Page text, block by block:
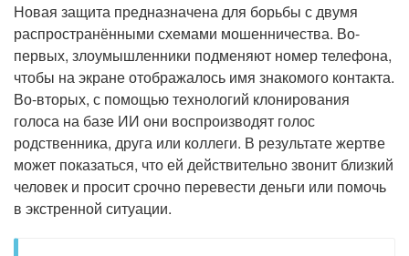
Новая защита предназначена для борьбы с двумя
распространёнными схемами мошенничества. Во-
первых, злоумышленники подменяют номер телефона,
чтобы на экране отображалось имя знакомого контакта.
Во-вторых, с помощью технологий клонирования
голоса на базе ИИ они воспроизводят голос
родственника, друга или коллеги. В результате жертве
может показаться, что ей действительно звонит близкий
человек и просит срочно перевести деньги или помочь
в экстренной ситуации.